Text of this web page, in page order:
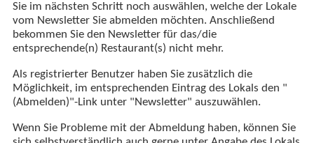
Sie im nächsten Schritt noch auswählen, welche der Lokale
vom Newsletter Sie abmelden möchten. Anschließend
bekommen Sie den Newsletter für das/die
entsprechende(n) Restaurant(s) nicht mehr.
Als registrierter Benutzer haben Sie zusätzlich die
Möglichkeit, im entsprechenden Eintrag des Lokals den "
(Abmelden)"-Link unter "Newsletter" auszuwählen.
Wenn Sie Probleme mit der Abmeldung haben, können Sie